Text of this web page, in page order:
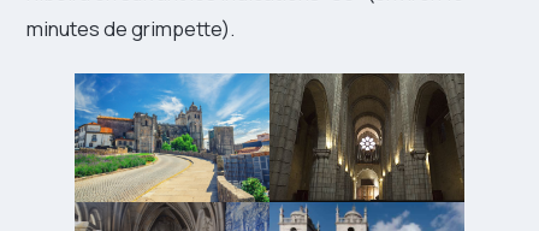
minutes de grimpette).